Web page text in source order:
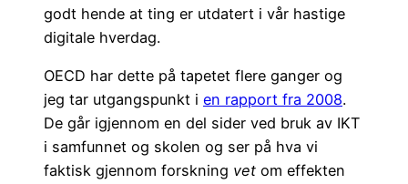
godt hende at ting er utdatert i vår hastige
digitale hverdag.
OECD har dette på tapetet flere ganger og
jeg tar utgangspunkt i en rapport fra 2008.
De går igjennom en del sider ved bruk av IKT
i samfunnet og skolen og ser på hva vi
faktisk gjennom forskning vet om effekten